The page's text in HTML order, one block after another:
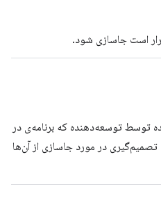
است جاسازی شود.
توسط توسعه‌دهنده که برنامه‌ی در
در مورد جاسازی از آن‌ها